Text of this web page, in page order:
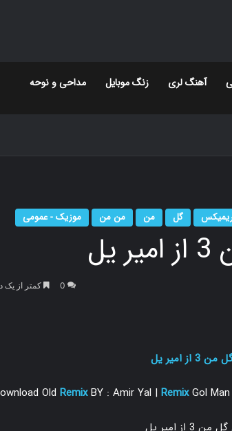
آهنگ لری زنگ موبایل مداحی و نوحه
گل من من من موزیک - عمومی
0 کمتر از یک
امیر یل
Old RemixBY : Amir Yal | RemixGol Man